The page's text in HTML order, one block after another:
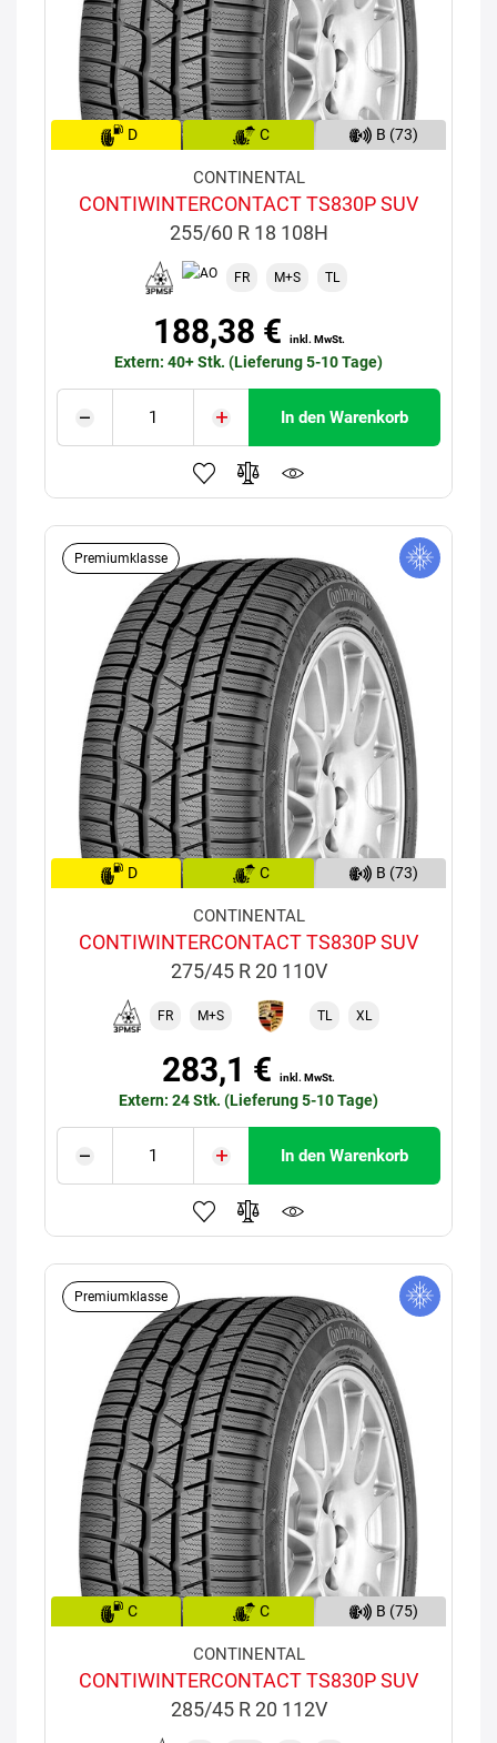
D C B (73)
CONTINENTAL
CONTIWINTERCONTACT TS830P SUV
255/60 R 18 108H
FR M+S TL
188,38 € inkl. MwSt.
Extern: 40+ Stk. (Lieferung 5-10 Tage)
In den Warenkorb
Premiumklasse
D C B (73)
CONTINENTAL
CONTIWINTERCONTACT TS830P SUV
275/45 R 20 110V
FR M+S TL XL
283,1 € inkl. MwSt.
Extern: 24 Stk. (Lieferung 5-10 Tage)
In den Warenkorb
Premiumklasse
C C B (75)
CONTINENTAL
CONTIWINTERCONTACT TS830P SUV
285/45 R 20 112V